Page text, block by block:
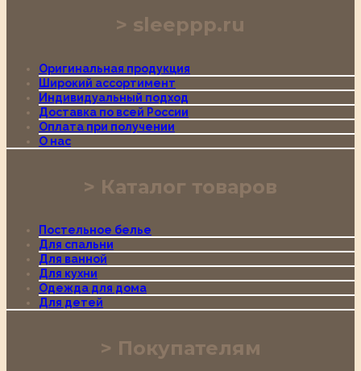
sleeppp.ru
Оригинальная продукция
Широкий ассортимент
Индивидуальный подход
Доставка по всей России
Оплата при получении
О нас
Каталог товаров
Постельное белье
Для спальни
Для ванной
Для кухни
Одежда для дома
Для детей
Покупателям